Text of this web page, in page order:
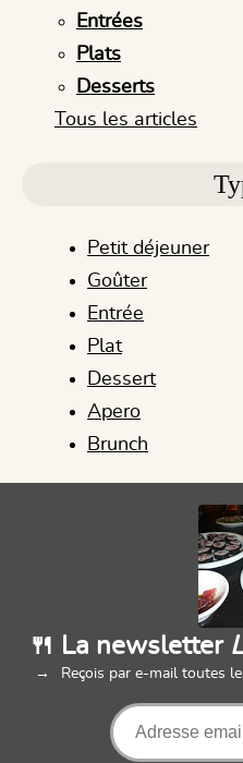
Entrées
Plats
Desserts
Tous les articles
Petit déjeuner
Goûter
Entrée
Plat
Dessert
Apero
Brunch
🍴 La newsletter
Reçois par e-mail toutes